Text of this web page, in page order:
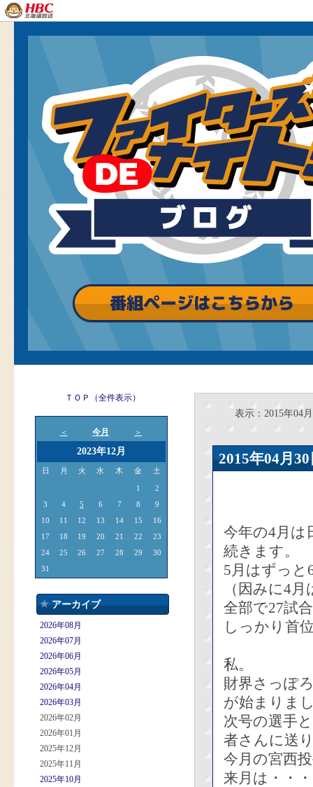
ＴＯＰ（全件表示）
＜ 今月 ＞
2023年12月
日 月 火 水 木 金 土
1
2
3
4 5 6 7 8
9
10
11 12 13 14 15
16
17
18 19 20 21 22
23
24
25 26 27 28 29
30
31
アーカイブ
2026年08月
2026年07月
2026年06月
2026年05月
2026年04月
2026年03月
2026年02月
2026年01月
2025年12月
2025年11月
2025年10月
表示：2015年04月
2015年04
今年の4月は
続きます。
5月はずっと
（因みに4
全部で27試
しっかり首
私。
財界さっぽ
が始まりま
次号の選手
者さんに送
今月の宮西
来月は・・